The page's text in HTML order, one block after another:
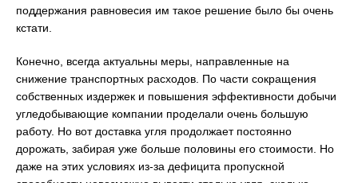
поддержания равновесия им такое решение было бы очень
кстати.
Конечно, всегда актуальны меры, направленные на
снижение транспортных расходов. По части сокращения
собственных издержек и повышения эффективности добычи
угледобывающие компании проделали очень большую
работу. Но вот доставка угля продолжает постоянно
дорожать, забирая уже больше половины его стоимости. Но
даже на этих условиях из-за дефицита пропускной